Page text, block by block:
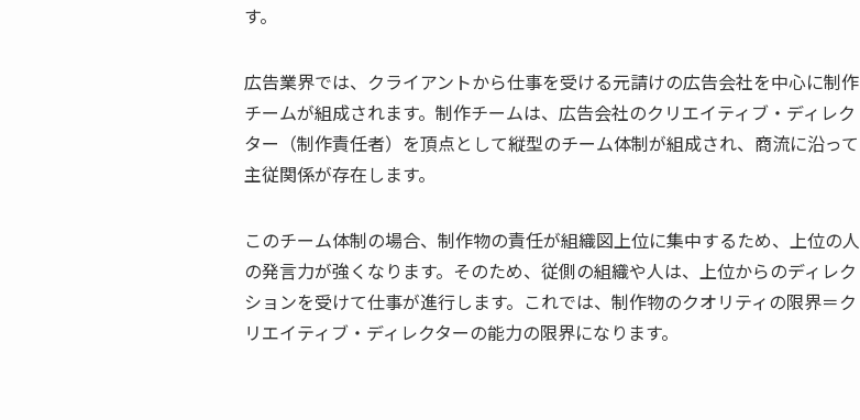
す。
広告業界では、クライアントから仕事を受ける元請けの広告会社を中心に制作
チームが組成されます。制作チームは、広告会社のクリエイティブ・ディレク
ター（制作責任者）を頂点として縦型のチーム体制が組成され、商流に沿って
主従関係が存在します。
このチーム体制の場合、制作物の責任が組織図上位に集中するため、上位の人
の発言力が強くなります。そのため、従側の組織や人は、上位からのディレク
ションを受けて仕事が進行します。これでは、制作物のクオリティの限界＝ク
リエイティブ・ディレクターの能力の限界になります。